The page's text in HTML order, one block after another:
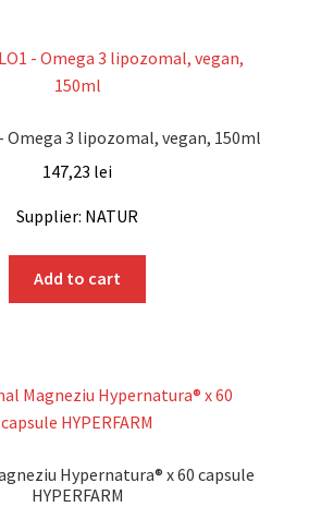
Omega 3 lipozomal, vegan, 150ml
147,23 lei
Supplier: NATUR
Add to cart
Hypernatura® x 60 capsule
HYPERFARM